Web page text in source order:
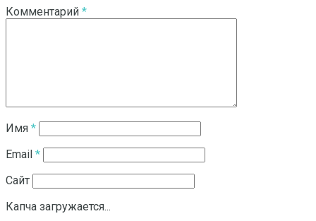
Комментарий *
Имя *
Email *
Сайт
Капча загружается...